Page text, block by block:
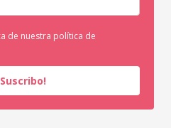
de nuestra política de